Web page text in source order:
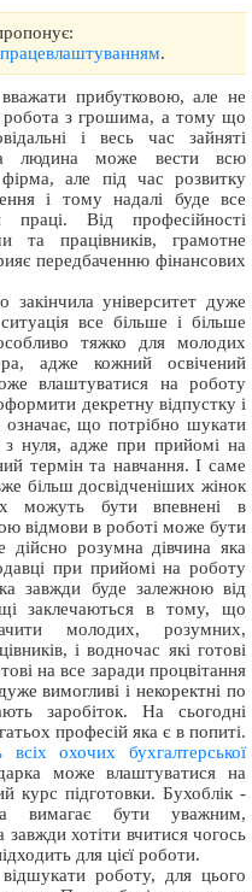
.
прибутковою, але не
з грошима, а тому що
і весь час зайняті
людина може вести всю
але під час розвитку
і тому надалі буде все
Від професійності
та працівників, грамотне
передбаченню фінансових
університет дуже
все більше і більше
тяжко для молодих
адже кожний освічений
влаштуватися на роботу
декретну відпустку і
що потрібно шукати
з нуля, адже при прийомі на
термін та навчання. І саме
більш досвідченіших жінок
можуть бути впевнені в
відмови в роботі може бути
дійсно розумна дівчина яка
при прийомі на роботу
завжди буде залежною від
заклечаються в тому, що
молодих, розумних,
і водночас які готові
на все заради процвітання
вимогливі і некоректні по
заробіток. На сьогодні
професій яка є в попиті.
всіх охочих бухгалтерської
може влаштуватися на
курс підготовки. Бухоблік -
вимагає бути уважним,
хотіти вчитися чогось
для цієї роботи.
роботу, для цього